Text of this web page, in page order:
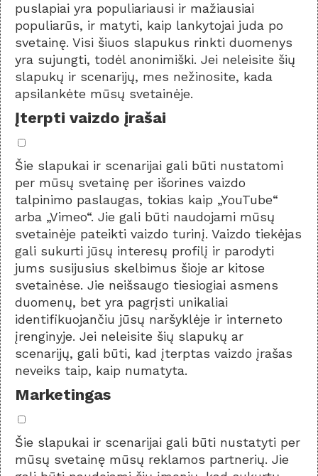
puslapiai yra populiariausi ir mažiausiai
populiarūs, ir matyti, kaip lankytojai juda po
svetainę. Visi šiuos slapukus rinkti duomenys
yra sujungti, todėl anonimiški. Jei neleisite šių
slapukų ir scenarijų, mes nežinosite, kada
apsilankėte mūsų svetainėje.
Įterpti vaizdo įrašai
Šie slapukai ir scenarijai gali būti nustatomi
per mūsų svetainę per išorines vaizdo
talpinimo paslaugas, tokias kaip „YouTube“
arba „Vimeo“. Jie gali būti naudojami mūsų
svetainėje pateikti vaizdo turinį. Vaizdo tiekėjas
gali sukurti jūsų interesų profilį ir parodyti
jums susijusius skelbimus šioje ar kitose
svetainėse. Jie neišsaugo tiesiogiai asmens
duomenų, bet yra pagrįsti unikaliai
identifikuojančiu jūsų naršyklėje ir interneto
įrenginyje. Jei neleisite šių slapukų ar
scenarijų, gali būti, kad įterptas vaizdo įrašas
neveiks taip, kaip numatyta.
Marketingas
Šie slapukai ir scenarijai gali būti nustatyti per
mūsų svetainę mūsų reklamos partnerių. Jie